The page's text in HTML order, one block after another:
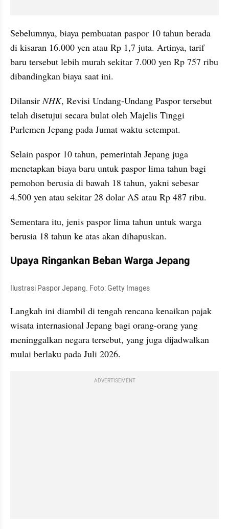
Sebelumnya, biaya pembuatan paspor 10 tahun berada
di kisaran 16.000 yen atau Rp 1,7 juta. Artinya, tarif
baru tersebut lebih murah sekitar 7.000 yen Rp 757 ribu
dibandingkan biaya saat ini.
Dilansir NHK, Revisi Undang-Undang Paspor tersebut
telah disetujui secara bulat oleh Majelis Tinggi
Parlemen Jepang pada Jumat waktu setempat.
Selain paspor 10 tahun, pemerintah Jepang juga
menetapkan biaya baru untuk paspor lima tahun bagi
pemohon berusia di bawah 18 tahun, yakni sebesar
4.500 yen atau sekitar 28 dolar AS atau Rp 487 ribu.
Sementara itu, jenis paspor lima tahun untuk warga
berusia 18 tahun ke atas akan dihapuskan.
Upaya Ringankan Beban Warga Jepang
Ilustrasi Paspor Jepang. Foto: Getty Images
Langkah ini diambil di tengah rencana kenaikan pajak
wisata internasional Jepang bagi orang-orang yang
meninggalkan negara tersebut, yang juga dijadwalkan
mulai berlaku pada Juli 2026.
ADVERTISEMENT